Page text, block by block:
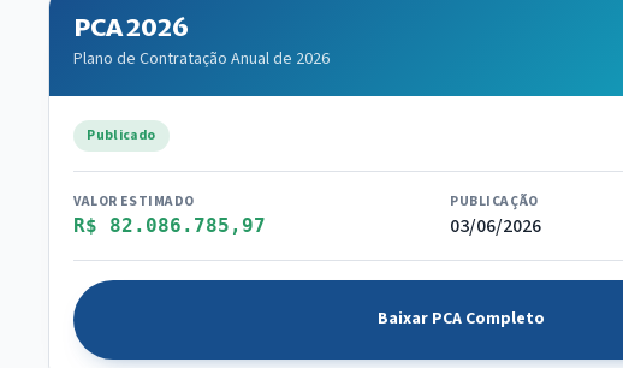
PCA 2026
Plano de Contratação Anual de 2026
Publicado
VALOR ESTIMADO
R$ 82.086.785,97
PUBLICAÇÃO
03/06/2026
Baixar PCA Completo